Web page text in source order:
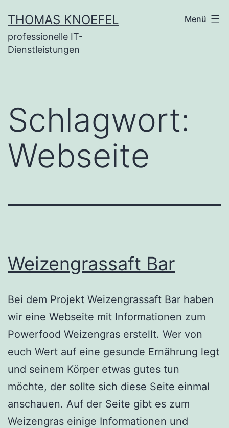
Inhalt
springen
THOMAS KNOEFEL
professionelle IT-
Dienstleistungen
Menü
Schlagwort:
Webseite
Weizengrassaft Bar
Bei dem Projekt Weizengrassaft Bar haben
wir eine Webseite mit Informationen zum
Powerfood Weizengras erstellt. Wer von
euch Wert auf eine gesunde Ernährung legt
und seinem Körper etwas gutes tun
möchte, der sollte sich diese Seite einmal
anschauen. Auf der Seite gibt es zum
Weizengras einige Informationen und